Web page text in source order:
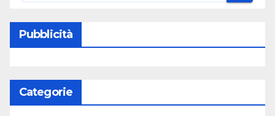
Pubblicità
Categorie